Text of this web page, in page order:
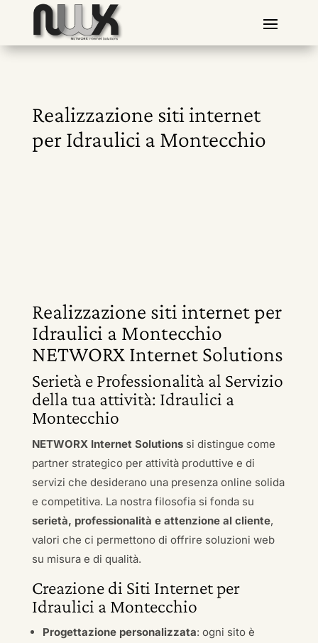
Realizzazione siti internet
per Idraulici a Montecchio
Realizzazione siti internet per
Idraulici a Montecchio
NETWORX Internet Solutions
Serietà e Professionalità al Servizio
della tua attività: Idraulici a
Montecchio
NETWORX Internet Solutionssi distingue come
partner strategico per attività produttive e di
servizi che desiderano una presenza online solida
e competitiva. La nostra filosofia si fonda su
serietà, professionalità e attenzione al cliente,
valori che ci permettono di offrire soluzioni web
su misura e di qualità.
Creazione di Siti Internet per
Idraulici a Montecchio
Progettazione personalizzata: ogni sito è